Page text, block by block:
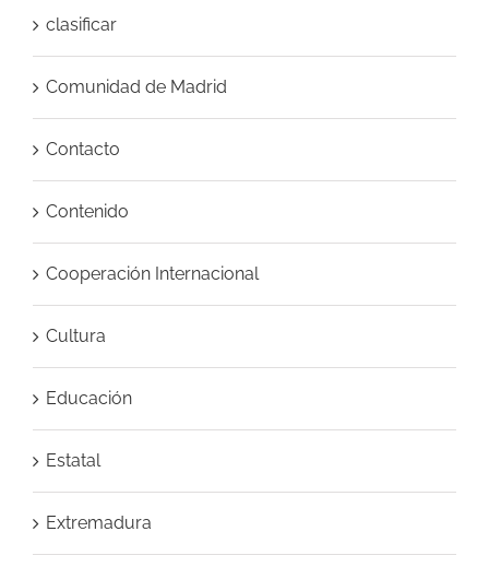
clasificar
Comunidad de Madrid
Contacto
Contenido
Cooperación Internacional
Cultura
Educación
Estatal
Extremadura